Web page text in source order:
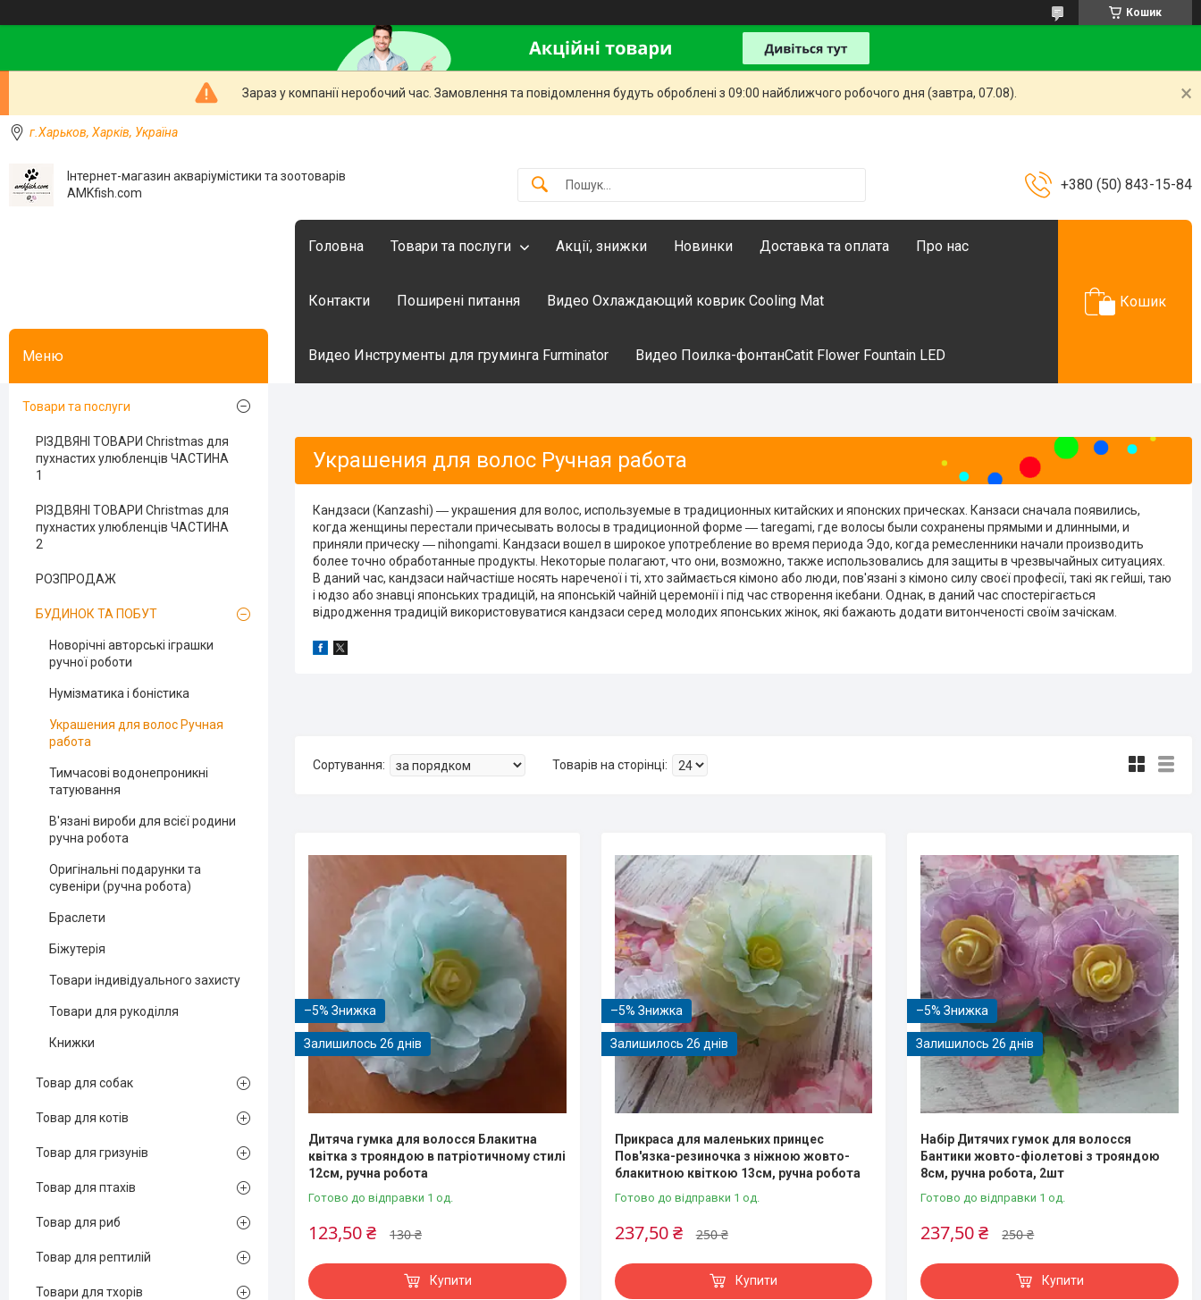
Кошик
Зараз у компанії неробочий час. Замовлення та повідомлення будуть оброблені з 09:00 найближчого робочого дня (завтра, 07.08).
г.Харьков, Харків, Україна
Інтернет-магазин акваріумістики та зоотоварів
AMKfish.com
+380 (50) 843-15-84
Головна Товари та послуги Акції, знижки Новинки Доставка та оплата Про нас
Контакти Поширені питання Видео Охлаждающий коврик Cooling Mat
Видео Инструменты для груминга Furminator Видео Поилка-фонтанCatit Flower Fountain LED
Кошик
Украшения для волос Ручная работа
Кандзаси (Kanzashi) ― украшения для волос, используемые в традиционных китайских и японских прическах. Канзаси сначала появились,
когда женщины перестали причесывать волосы в традиционной форме ― taregami, где волосы были сохранены прямыми и длинными, и
приняли прическу ― nihongami. Кандзаси вошел в широкое употребление во время периода Эдо, когда ремесленники начали производить
более точно обработанные продукты. Некоторые полагают, что они, возможно, также использовались для защиты в чрезвычайных ситуациях.
В даний час, кандзаси найчастіше носять нареченої і ті, хто займається кімоно або люди, пов'язані з кімоно силу своєї професії, такі як гейші, таю
і юдзо або знавці японських традицій, на японській чайній церемонії і під час створення ікебани. Однак, в даний час спостерігається
відродження традицій використовуватися кандзаси серед молодих японських жінок, які бажають додати витонченості своїм зачіскам.
–5%
Залишилось 26 днів
Дитяча гумка для волосся Блакитна
квітка з трояндою в патріотичному стилі
12см, ручна робота
Готово до відправки 1 од.
130 ₴
123,50 ₴
Купити
–5%
Залишилось 26 днів
Прикраса для маленьких принцес
Пов'язка-резиночка з ніжною жовто-
блакитною квіткою 13см, ручна робота
Готово до відправки 1 од.
250 ₴
237,50 ₴
Купити
–5%
Залишилось 26 днів
Набір Дитячих гумок для волосся
Бантики жовто-фіолетові з трояндою
8см, ручна робота, 2шт
Готово до відправки 1 од.
250 ₴
237,50 ₴
Купити
Товари та послуги
РІЗДВЯНІ ТОВАРИ Christmas для
пухнастих улюбленців ЧАСТИНА
1
РІЗДВЯНІ ТОВАРИ Christmas для
пухнастих улюбленців ЧАСТИНА
2
РОЗПРОДАЖ
БУДИНОК ТА ПОБУТ
Новорічні авторські іграшки
ручної роботи
Нумізматика і боністика
Украшения для волос Ручная
работа
Тимчасові водонепроникні
татуювання
В'язані вироби для всієї родини
ручна робота
Оригінальні подарунки та
сувеніри (ручна робота)
Браслети
Біжутерія
Товари індивідуального захисту
Товари для рукоділля
Книжки
Товар для собак
Товар для котів
Товар для гризунів
Товар для птахів
Товар для риб
Товар для рептилій
Товари для тхорів